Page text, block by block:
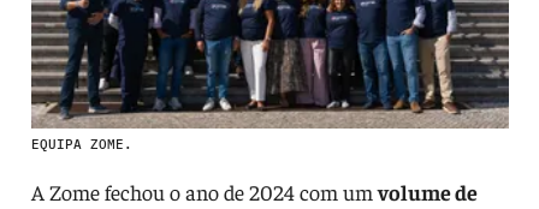
EQUIPA ZOME.
A Zome fechou o ano de 2024 com umvolume de